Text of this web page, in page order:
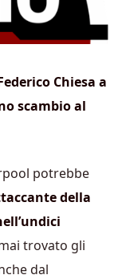
Chiesa a
scambio al
potrebbe
della
trovato gli
dal